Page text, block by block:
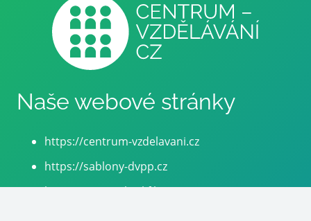
Naše webové stránky
https://centrum-vzdelavani.cz
https://sablony-dvpp.cz
https://moje-rekvalifikace.cz